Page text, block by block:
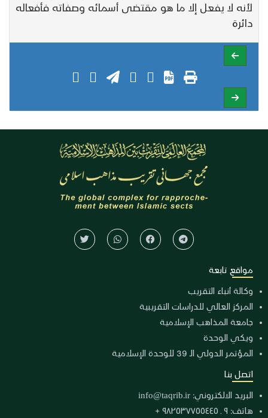
لأنه لا يفعل إلا ما هو مقتضى أسمائه وصفاته فأفعاله
دائرة
مواقع تابعة
وكالة أنباء التقريب
المركز العالي للدراسات التقريبية
جامعة المذاهب الإسلامية
ويكي الوحدة
المؤتمر الدولي الـ 39 للوحدة الإسلامية
اتصل بنا
البريد الالكتروني: info@taqrib.ir
هاتف: ٩ ـ ٩٨٢٥٣٧٧٥٥٤٤٥ +